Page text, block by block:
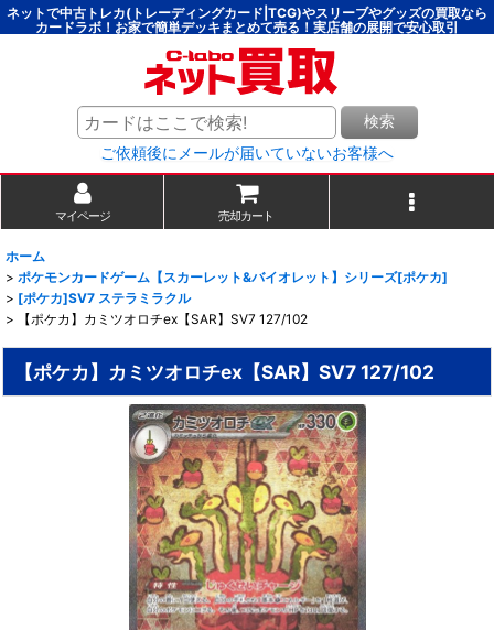
ネットで中古トレカ(トレーディングカード|TCG)やスリーブやグッズの買取なら
カードラボ！お家で簡単デッキまとめて売る！実店舗の展開で安心取引
検索
ご依頼後にメールが届いていないお客様へ
マイページ 売却カート
ホーム
> ポケモンカードゲーム【スカーレット&バイオレット】シリーズ[ポケカ]
> [ポケカ]SV7 ステラミラクル
>
【ポケカ】カミツオロチex【SAR】SV7 127/102
【ポケカ】カミツオロチex【SAR】SV7 127/102